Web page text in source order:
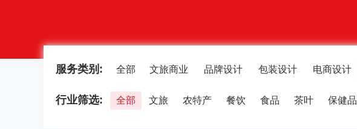
服务类别: 全部 文旅商业 品牌设计 包装设计 电商设计
行业筛选: 全部 文旅 农特产 餐饮 食品 茶叶 保健品